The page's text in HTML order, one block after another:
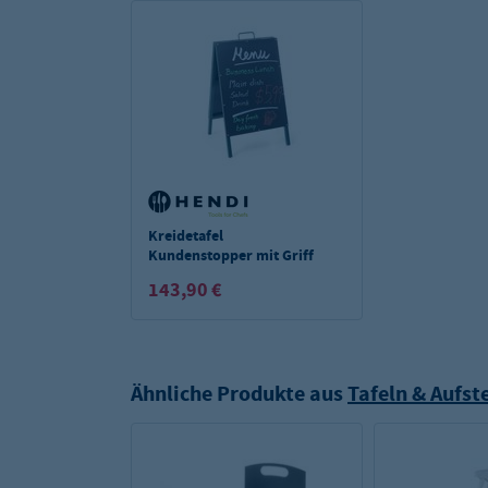
Kreidetafel
Kundenstopper mit Griff
143,90 €
Ähnliche Produkte ausTafeln &